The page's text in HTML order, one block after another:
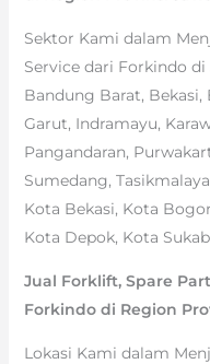
Sektor Kami dalam
Service dari Forkindo
Bandung Barat, Bekasi,
Garut, Indramayu,
Pangandaran,
Sumedang,
Kota Bekasi, Kota
Kota Depok, Kota
Jual Forklift, Spare
Forkindo di Region
Lokasi Kami dalam